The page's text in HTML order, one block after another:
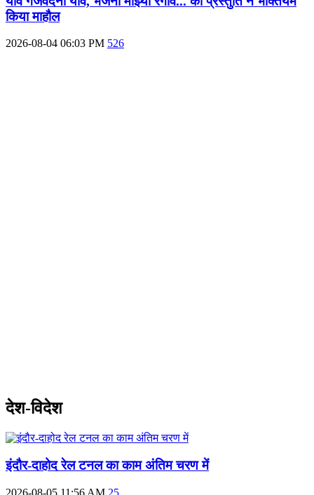
किया माहौल
2026-08-04 06:03 PM 526
देश-विदेश
इंदौर-दाहोद रेल टनल का काम अंतिम चरण में
2026-08-05 11:56 AM 25